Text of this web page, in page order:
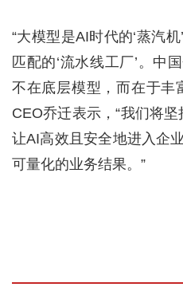
“大模型是AI时代的‘蒸汽
匹配的‘流水线工厂’。中
不在底层模型，而在于丰
CEO乔迁表示，“我们将坚
让AI高效且安全地进入企
可量化的业务结果。”